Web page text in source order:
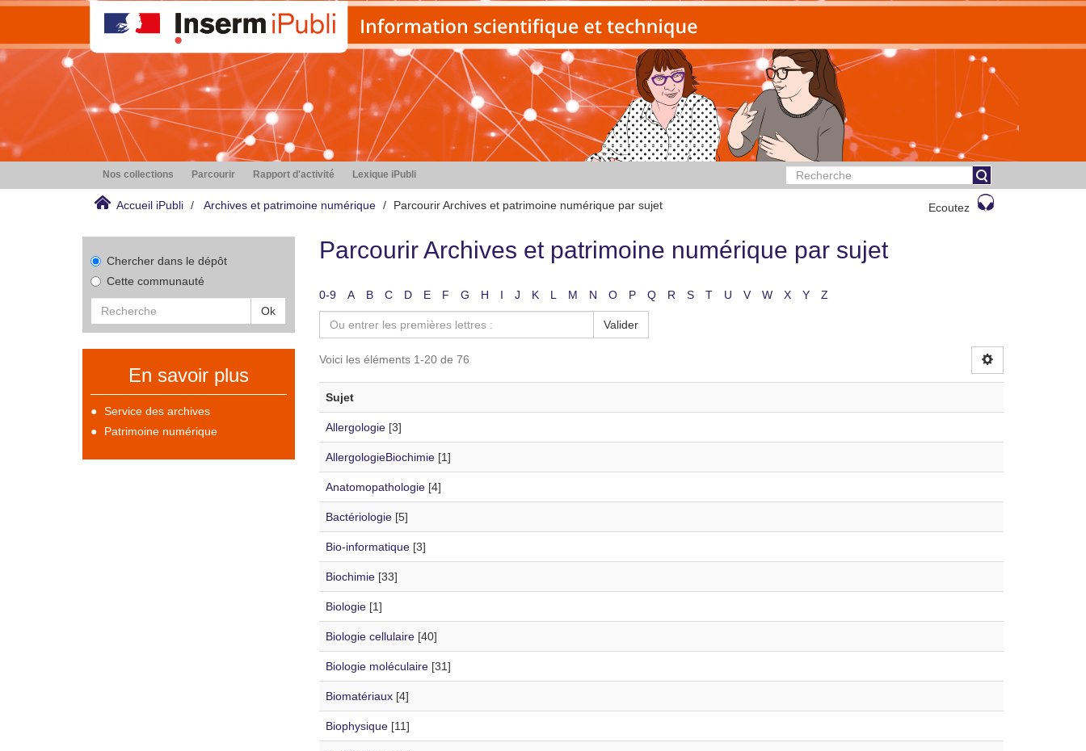
Nos collections Parcourir Rapport d'activité Lexique iPubli
Accueil iPubli Archives et patrimoine numérique Parcourir Archives et patrimoine numérique par sujet Ecoutez
Chercher dans le dépôt
Cette communauté
Ok
En savoir plus
Service des archives
Patrimoine numérique
Parcourir Archives et patrimoine numérique par sujet
0-9 A B C D E F G H I J K L M N O P Q R S T U V W X Y Z
Valider
Voici les éléments 1-20 de 76
Sujet
Allergologie[3]
AllergologieBiochimie[1]
Anatomopathologie[4]
Bactériologie[5]
Bio-informatique[3]
Biochimie[33]
Biologie[1]
Biologie cellulaire[40]
Biologie moléculaire[31]
Biomatériaux[4]
Biophysique[11]